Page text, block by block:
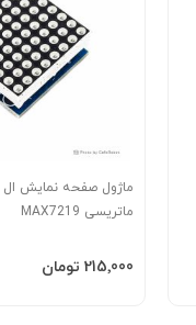
ماژول صفحه نمایش
ماتریسی MAX7219
‎215٬000 تومان
افزودن به سبد